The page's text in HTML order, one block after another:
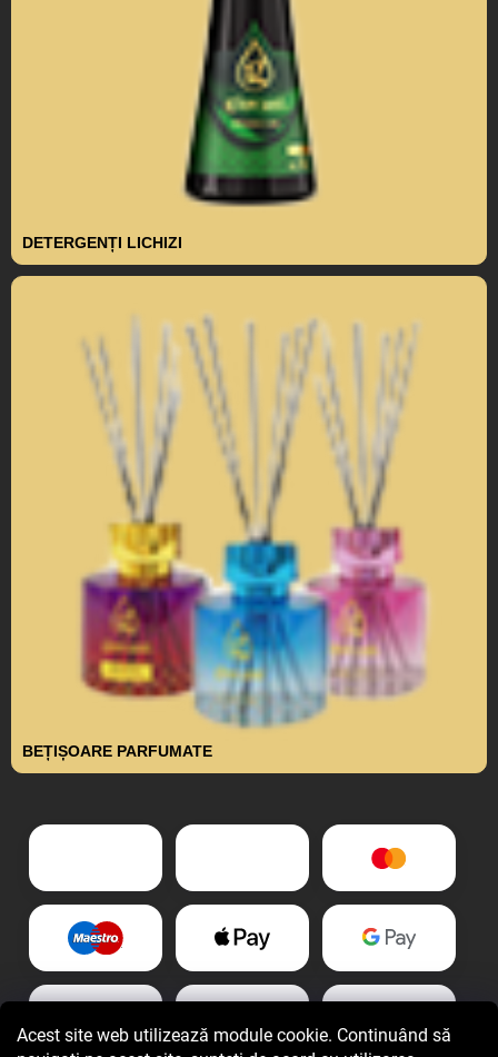
Acest site web utilizează module cookie. Continuând să
DETERGENȚI LICHIZI
BEȚIȘOARE PARFUMATE